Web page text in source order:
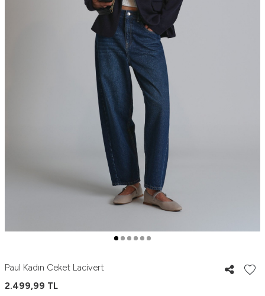
Paul Kadın Ceket Lacivert
2.499,99 TL